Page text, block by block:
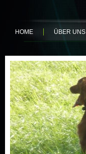
HOME ÜBER UNS